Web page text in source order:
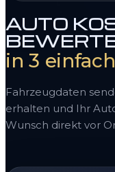
AUTO
in 3
Fahrzeugdaten
erhalten und Ihr
Wunsch direkt vor